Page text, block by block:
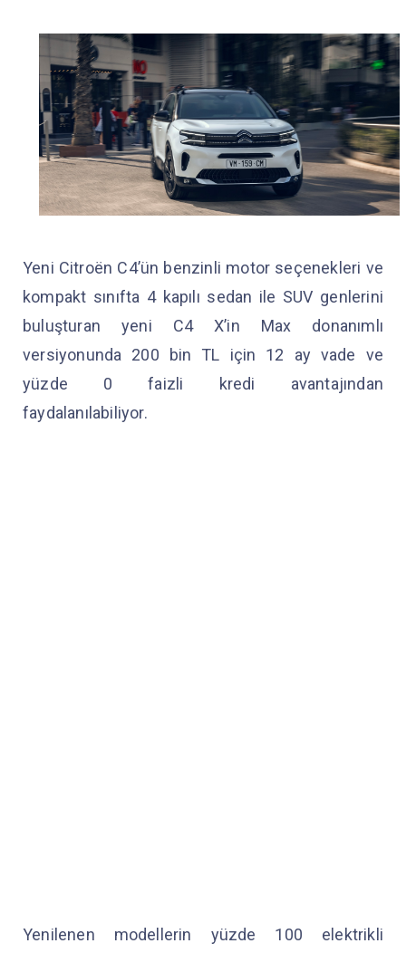
Yeni Citroën C4’ün benzinli motor seçenekleri ve
kompakt sınıfta 4 kapılı sedan ile SUV genlerini
buluşturan yeni C4 X’in Max donanımlı
versiyonunda 200 bin TL için 12 ay vade ve
yüzde 0 faizli kredi avantajından
faydalanılabiliyor.
Yenilenen modellerin yüzde 100 elektrikli